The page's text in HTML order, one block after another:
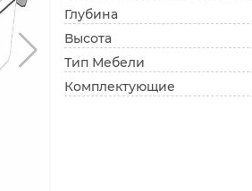
Глубина
Высота
Тип Мебели
Комплектующие